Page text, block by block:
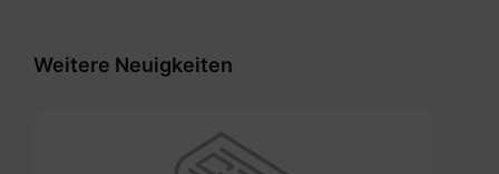
Weitere Neuigkeiten